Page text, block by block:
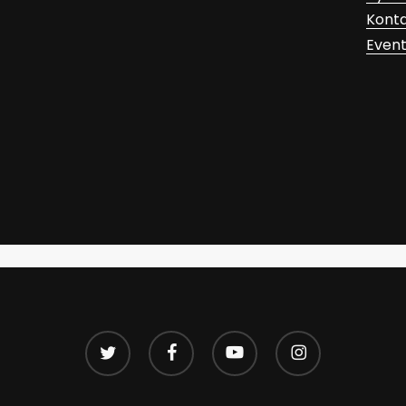
twitter facebook youtube instagram